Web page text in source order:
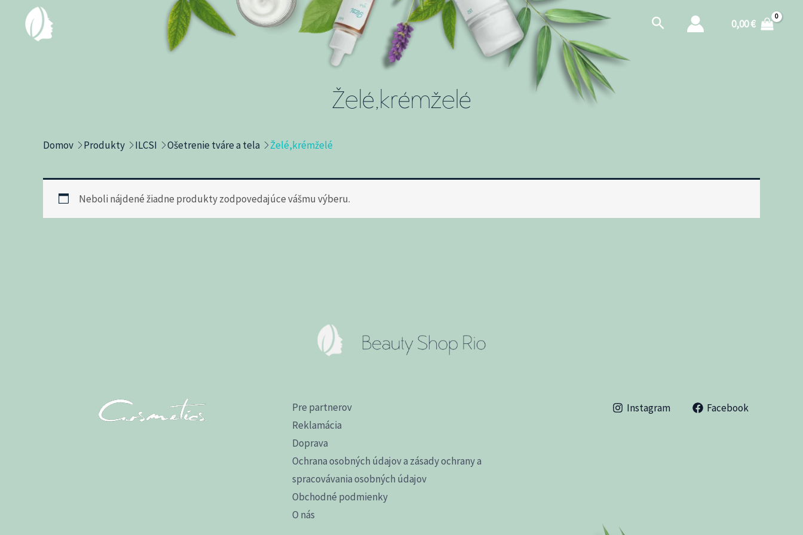
Preskočiť
Hľadať 0,00€
Želé,krémželé
Domov Produkty ILCSI Ošetrenie tváre a tela Želé,krémželé
Neboli nájdené žiadne produkty zodpovedajúce vášmu výberu.
Pre partnerov
Reklamácia
Doprava
Ochrana osobných údajov a zásady ochrany a
spracovávania osobných údajov
Obchodné podmienky
O nás
Instagram Facebook